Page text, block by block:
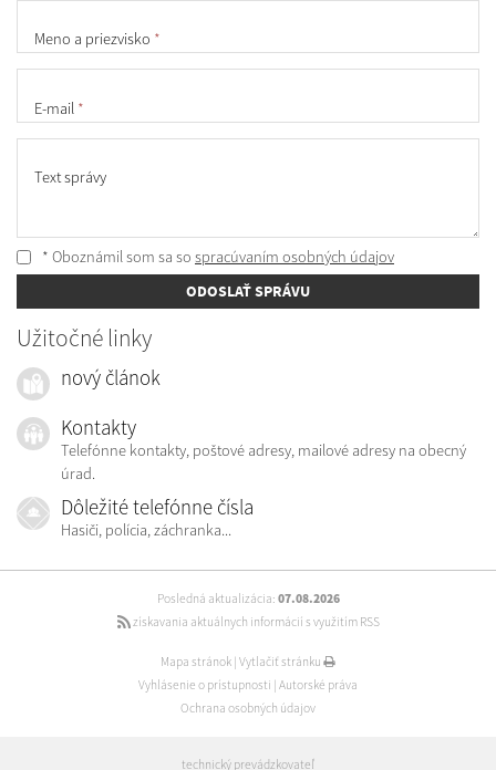
Meno a priezvisko *
E-mail *
Text správy
* Oboznámil som sa so spracúvaním osobných údajov
ODOSLAŤ SPRÁVU
Užitočné linky
nový článok
Kontakty
Telefónne kontakty, poštové adresy, mailové adresy na obecný
úrad.
Dôležité telefónne čísla
Hasiči, polícia, záchranka...
Posledná aktualizácia: 07.08.2026
získavania aktuálnych informácií s využitím RSS
Mapa stránok Vytlačiť stránku
Vyhlásenie o prístupnosti Autorské práva
Ochrana osobných údajov
technický prevádzkovateľ